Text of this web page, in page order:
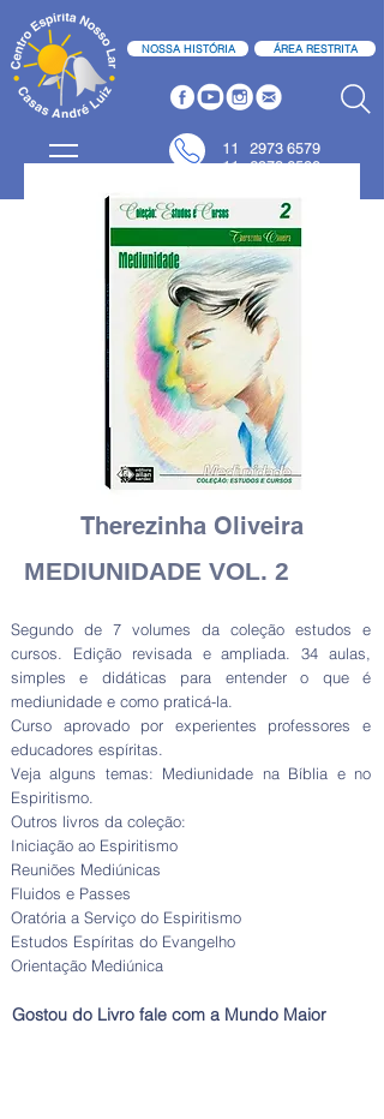
NOSSA HISTÓRIA ÁREA RESTRITA
11 2973 6579
11 2973 6580
Therezinha Oliveira
MEDIUNIDADE VOL. 2
Segundo de 7 volumes da coleção estudos e
cursos. Edição revisada e ampliada. 34 aulas,
simples e didáticas para entender o que é
mediunidade e como praticá-la.
Curso aprovado por experientes professores e
educadores espíritas.
Veja alguns temas: Mediunidade na Bíblia e no
Espiritismo.
Outros livros da coleção:
Iniciação ao Espiritismo
Reuniões Mediúnicas
Fluidos e Passes
Oratória a Serviço do Espiritismo
Estudos Espíritas do Evangelho
Orientação Mediúnica
Gostou do Livro fale com a Mundo Maior